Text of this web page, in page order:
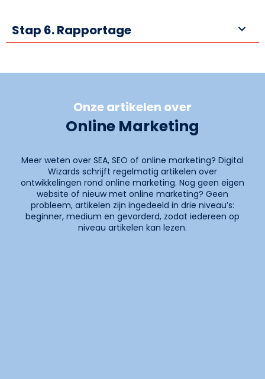
Stap 6. Rapportage
Onze artikelen over
Online Marketing
Meer weten over SEA, SEO of online marketing? Digital
Wizards schrijft regelmatig artikelen over
ontwikkelingen rond online marketing. Nog geen eigen
website of nieuw met online marketing? Geen
probleem, artikelen zijn ingedeeld in drie niveau’s:
beginner, medium en gevorderd, zodat iedereen op
niveau artikelen kan lezen.